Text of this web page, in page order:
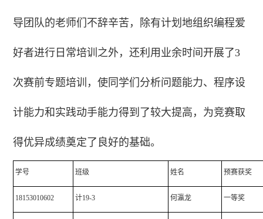
导团队的老师们不辞辛苦，除有计划地组织编程爱
好者进行日常培训之外，还利用业余时间开展了3
次赛前专题培训，使同学们分析问题能力、程序设
计能力和实践动手能力得到了较大提高，为竞赛取
得优异成绩奠定了良好的基础。
学号 班级 姓名 预赛获奖
18153010602 计19-3 何瀛龙 一等奖